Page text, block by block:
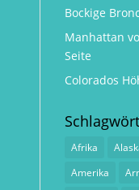
Bockige
Manhattan
Seite
Colorados
Afrika
Amerika